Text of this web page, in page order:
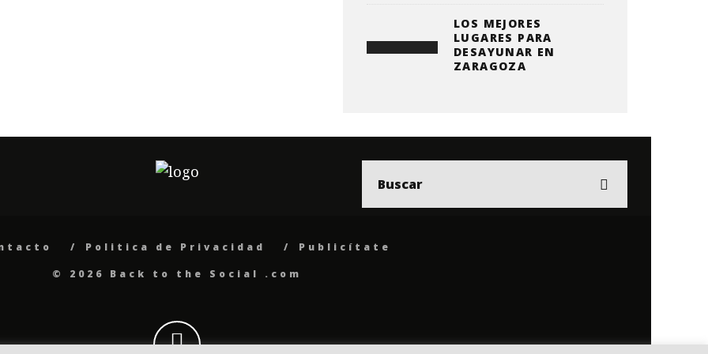
LOS MEJORES
LUGARES PARA
DESAYUNAR EN
ZARAGOZA
Politica de Privacidad
Publicítate
© 2026 Back to the Social .com